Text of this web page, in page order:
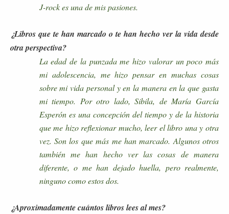
J-rock es una de mis pasiones.
¿Libros que te han marcado o te han hecho ver la vida desde
otra perspectiva?
La edad de la punzada me hizo valorar un poco más
mi adolescencia, me hizo pensar en muchas cosas
sobre mi vida personal y en la manera en la que gasta
mi tiempo. Por otro lado, Sibila, de María García
Esperón es una concepción del tiempo y de la historia
que me hizo reflexionar mucho, leer el libro una y otra
vez. Son los que más me han marcado. Algunos otros
también me han hecho ver las cosas de manera
diferente, o me han dejado huella, pero realmente,
ninguno como estos dos.
¿Aproximadamente cuántos libros lees al mes?